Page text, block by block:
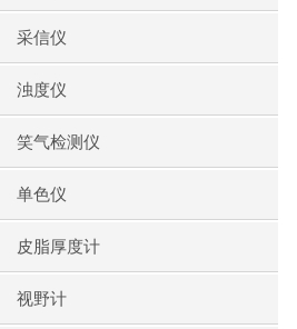
采信仪
浊度仪
笑气检测仪
单色仪
皮脂厚度计
视野计